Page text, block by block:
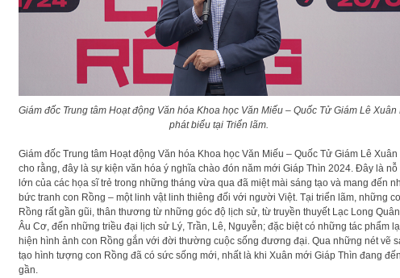
Giám đốc Trung tâm Hoạt động Văn hóa Khoa học Văn Miếu – Quốc Tử Giám Lê Xuân
phát biểu tại Triển lãm.
Giám đốc Trung tâm Hoạt động Văn hóa Khoa học Văn Miếu – Quốc Tử Giám Lê Xuân
cho rằng, đây là sự kiện văn hóa ý nghĩa chào đón năm mới Giáp Thìn 2024. Đây là nỗ
lớn của các họa sĩ trẻ trong những tháng vừa qua đã miệt mài sáng tạo và mang đến
bức tranh con Rồng – một linh vật linh thiêng đối với người Việt. Tại triển lãm, những
Rồng rất gần gũi, thân thương từ những góc độ lịch sử, từ truyền thuyết Lạc Long
Âu Cơ, đến những triều đại lịch sử Lý, Trần, Lê, Nguyễn; đặc biệt có những tác phẩm
hiện hình ảnh con Rồng gắn với đời thường cuộc sống đương đại. Qua những nét vẽ
tạo hình tượng con Rồng đã có sức sống mới, nhất là khi Xuân mới Giáp Thìn đang đến
gần.